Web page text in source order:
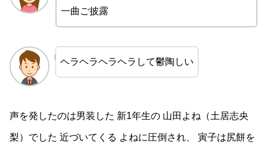
一曲ご披露
ヘラヘラヘラヘラして鬱陶しい
声を発したのは男装した 新1年生の 山田よね（土居志央
梨）でした 近づいてくる よねに圧倒され、 寅子は尻餅を